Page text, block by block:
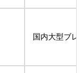
国内大型ブ